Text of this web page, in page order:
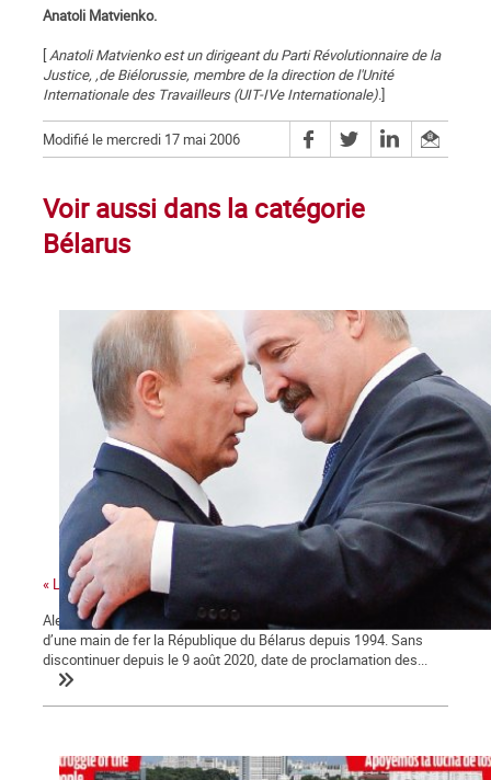
Anatoli Matvienko.
[Anatoli Matvienko est un dirigeant du Parti Révolutionnaire de la
Justice, ,de Biélorussie, membre de la direction de l'Unité
Internationale des Travailleurs (UIT-IVe Internationale).]
Modifié le mercredi 17 mai 2006
Voir aussi dans la catégorie
Bélarus
« La dictature commettra tous les crimes pour sa préservation »
Alexandre Loukachenko, le « dernier dictateur d’Europe », préside
d’une main de fer la République du Bélarus depuis 1994. Sans
discontinuer depuis le 9 août 2020, date de proclamation des...